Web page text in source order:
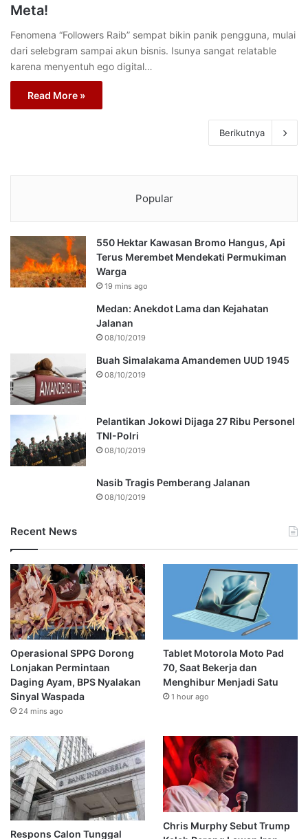
Meta!
Fenomena “Followers Raib” sempat bikin panik pengguna, mulai
dari selebgram sampai akun bisnis. Isunya sangat relatable
karena menyentuh ego digital…
Read More »
Berikutnya
Popular
550 Hektar Kawasan Bromo Hangus, Api
Terus Merembet Mendekati Permukiman
Warga
19 mins ago
Medan: Anekdot Lama dan Kejahatan
Jalanan
08/10/2019
Buah Simalakama Amandemen UUD 1945
08/10/2019
Pelantikan Jokowi Dijaga 27 Ribu Personel
TNI-Polri
08/10/2019
Nasib Tragis Pemberang Jalanan
08/10/2019
Recent News
Operasional SPPG Dorong
Lonjakan Permintaan
Daging Ayam, BPS Nyalakan
Sinyal Waspada
24 mins ago
Tablet Motorola Moto Pad
70, Saat Bekerja dan
Menghibur Menjadi Satu
1 hour ago
Respons Calon Tunggal
Chris Murphy Sebut Trump